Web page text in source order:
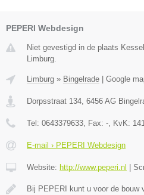
PEPERI Webdesign
Niet gevestigd in de plaats
Limburg.
Limburg » Bingelrade Google
Dorpsstraat 134, 6456 AG
Tel: 0643379633, Fax: -, KvK:
E-mail › PEPERI Webdesign
Website: http://www.peperi.nl
Bij PEPERI kunt u voor de bouw